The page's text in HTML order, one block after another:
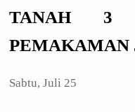
TANAH 3
PEMAKAMAN
Sabtu, Juli 25